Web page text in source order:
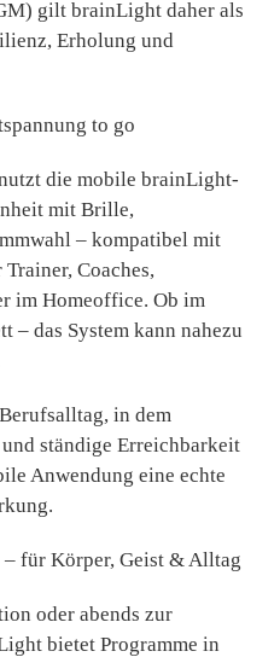
gilt brainLight daher als
Erholung und
to go
die mobile brainLight-
mit Brille,
– kompatibel mit
Trainer, Coaches,
im Homeoffice. Ob im
– das System kann nahezu
, in dem
ständige Erreichbarkeit
Anwendung eine echte
.
für Körper, Geist & Alltag
oder abends zur
bietet Programme in